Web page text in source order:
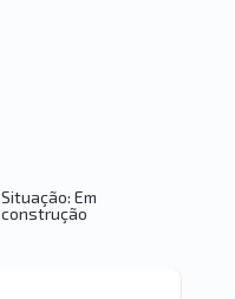
Situação: Em
construção